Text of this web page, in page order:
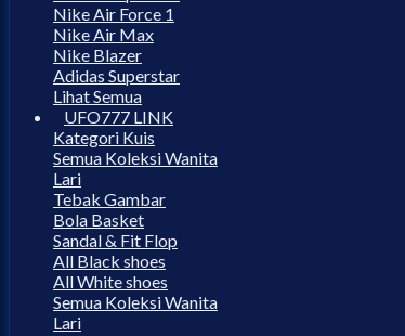
Nike Air Force 1
Nike Air Max
Nike Blazer
Adidas Superstar
Lihat Semua
UFO777 LINK
Kategori Kuis
Semua Koleksi Wanita
Lari
Tebak Gambar
Bola Basket
Sandal & Fit Flop
All Black shoes
All White shoes
Semua Koleksi Wanita
Lari